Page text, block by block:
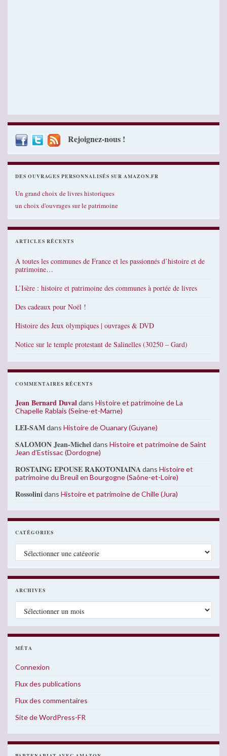
Rejoignez-nous !
DES OUVRAGES PERSONNALISÉS SUR AMAZON.FR
Un grand choix de livres historiques
un choix d'ouvrages sur le patrimoine
ARTICLES RÉCENTS
A toutes les communes de France et les passionnés d’histoire et de
patrimoine…
L’Isère : histoire et patrimoine des communes à portée de livres
Des cadeaux pour Noël !
Histoire des Jeux olympiques | ouvrages & DVD
Notice sur le temple protestant de Salinelles (30250 – Gard)
COMMENTAIRES RÉCENTS
Jean Bernard Duvaldans Histoire et patrimoine de La
Chapelle Rablais (Seine-et-Marne)
LEI-SAMdans Histoire de Ouanary (Guyane)
SALOMON Jean-Micheldans Histoire et patrimoine de Saint
Jean d’Estissac (Dordogne)
ROSTAING EPOUSE RAKOTONIAINAdans Histoire et
patrimoine du Breuil en Bourgogne (Saône-et-Loire)
Rossolinidans Histoire et patrimoine de Chille (Jura)
CATÉGORIES
Catégories
ARCHIVES
Archives
MÉTA
Connexion
Flux des publications
Flux des commentaires
Site de WordPress-FR